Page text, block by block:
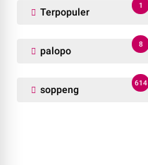
Terpopuler
1
palopo
8
soppeng
614